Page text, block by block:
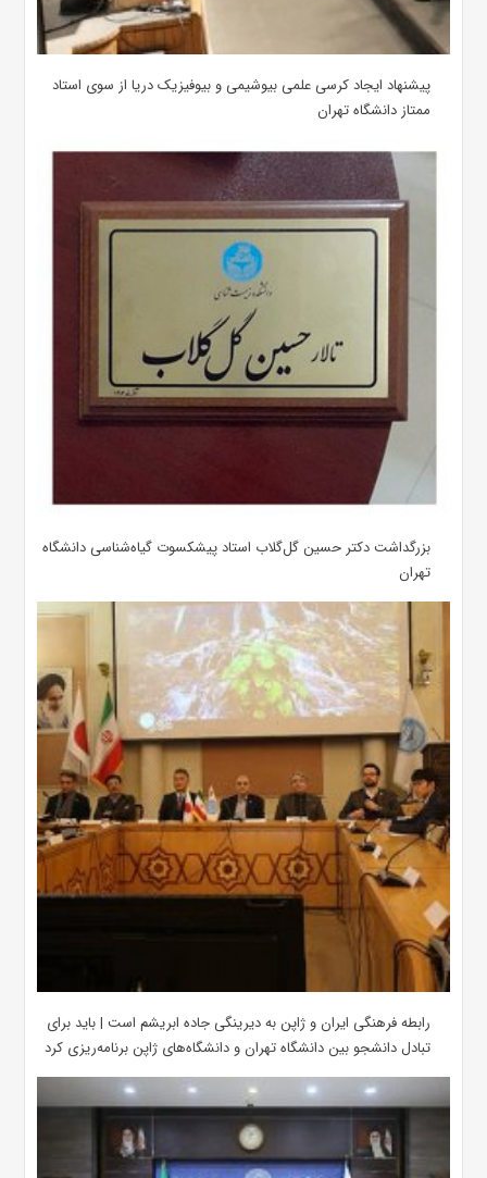
پیشنهاد ایجاد کرسی علمی بیوشیمی و بیوفیزیک دریا از سوی استاد
ممتاز دانشگاه تهران
بزرگداشت دکتر حسین گل‌گلاب استاد پیشکسوت گیاه‌شناسی دانشگاه
تهران
رابطه فرهنگی ایران و ژاپن به دیرینگی جاده ابریشم است | باید برای
تبادل دانشجو بین دانشگاه تهران و دانشگاه‌های ژاپن برنامه‌ریزی کرد